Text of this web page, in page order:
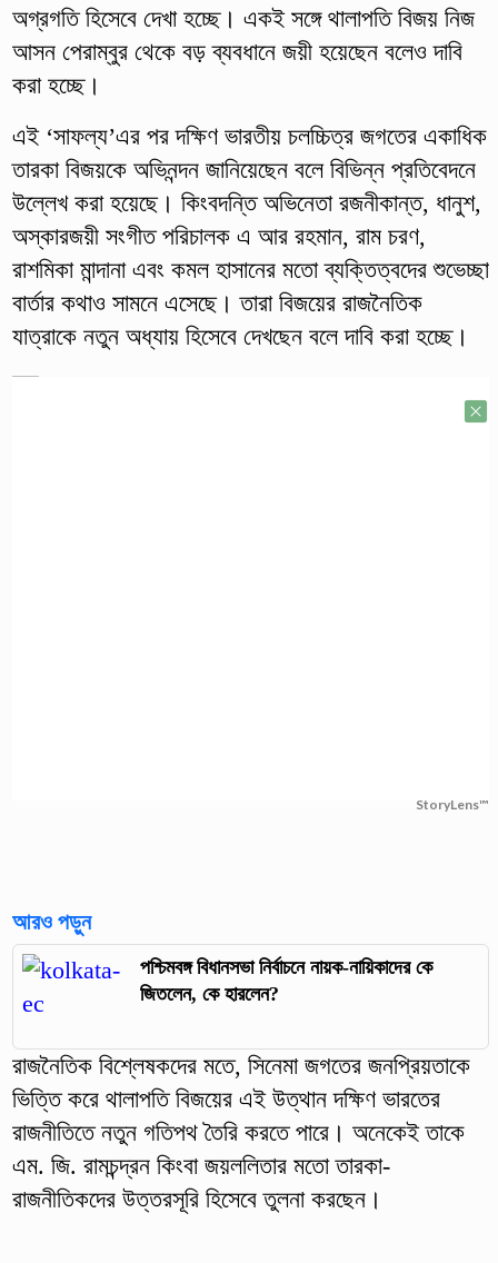
অগ্রগতি হিসেবে দেখা হচ্ছে। একই সঙ্গে থালাপতি বিজয় নিজ
আসন পেরাম্বুর থেকে বড় ব্যবধানে জয়ী হয়েছেন বলেও দাবি
করা হচ্ছে।
এই ‘সাফল্য’এর পর দক্ষিণ ভারতীয় চলচ্চিত্র জগতের একাধিক
তারকা বিজয়কে অভিনন্দন জানিয়েছেন বলে বিভিন্ন প্রতিবেদনে
উল্লেখ করা হয়েছে। কিংবদন্তি অভিনেতা রজনীকান্ত, ধানুশ,
অস্কারজয়ী সংগীত পরিচালক এ আর রহমান, রাম চরণ,
রাশমিকা মান্দানা এবং কমল হাসানের মতো ব্যক্তিত্বদের শুভেচ্ছা
বার্তার কথাও সামনে এসেছে। তারা বিজয়ের রাজনৈতিক
যাত্রাকে নতুন অধ্যায় হিসেবে দেখছেন বলে দাবি করা হচ্ছে।
StoryLens™
আরও পড়ুন
পশ্চিমবঙ্গ বিধানসভা নির্বাচনে নায়ক-নায়িকাদের কে
জিতলেন, কে হারলেন?
রাজনৈতিক বিশ্লেষকদের মতে, সিনেমা জগতের জনপ্রিয়তাকে
ভিত্তি করে থালাপতি বিজয়ের এই উত্থান দক্ষিণ ভারতের
রাজনীতিতে নতুন গতিপথ তৈরি করতে পারে। অনেকেই তাকে
এম. জি. রামচন্দ্রন কিংবা জয়ললিতার মতো তারকা-
রাজনীতিকদের উত্তরসূরি হিসেবে তুলনা করছেন।